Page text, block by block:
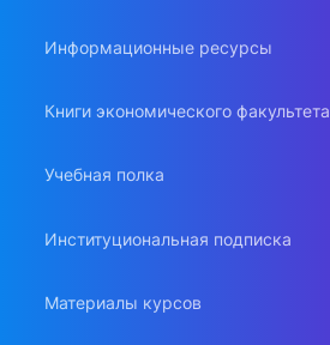
Информационные ресурсы
Книги экономического факультета
Учебная полка
Институциональная подписка
Материалы курсов